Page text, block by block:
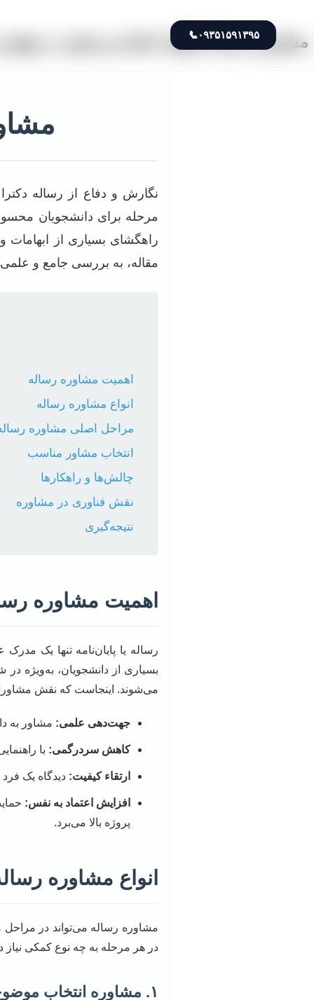
۰۹۳۵۱۵۹۱۳۹۵📞
مشاوره رساله چگونه انجام می‌شود در
نگارش و دفاع از رساله
مرحله برای دانشجویان
راهگشای بسیاری از ابهامات
مقاله، به بررسی جامع و
اهمیت مشاوره رساله
انواع مشاوره رساله
مراحل اصلی مشاوره
انتخاب مشاور مناسب
چالش‌ها و راهکارها
نقش فناوری در مشاوره
نتیجه‌گیری
اهمیت مشاوره
رساله یا پایان‌نامه تنها یک
بسیاری از دانشجویان، به‌ویژه
می‌شوند. اینجاست که نقش
جهت‌دهی علمی: مشاور به
کاهش سردرگمی: با
ارتقاء کیفیت: دیدگاه یک
افزایش اعتماد به نفس:
پروژه بالا می‌برد.
انواع مشاوره
مشاوره رساله می‌تواند در مراحل
در هر مرحله به چه نوع کمکی نیاز
۱. مشاوره انتخاب موضوع و پروپوزال